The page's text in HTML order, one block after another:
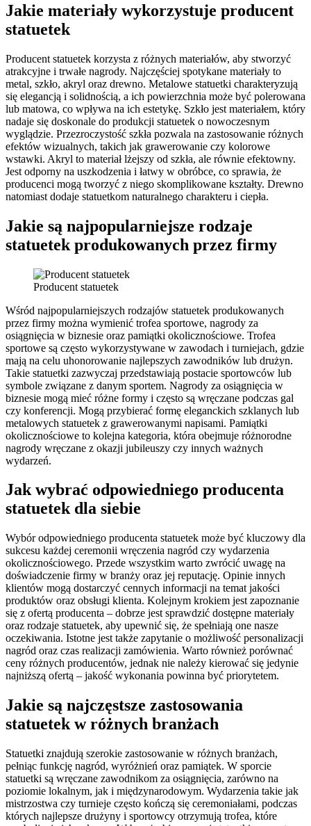
Jakie materiały wykorzystuje producent
statuetek
Producent statuetek korzysta z różnych materiałów, aby stworzyć
atrakcyjne i trwałe nagrody. Najczęściej spotykane materiały to
metal, szkło, akryl oraz drewno. Metalowe statuetki charakteryzują
się elegancją i solidnością, a ich powierzchnia może być polerowana
lub matowa, co wpływa na ich estetykę. Szkło jest materiałem, który
nadaje się doskonale do produkcji statuetek o nowoczesnym
wyglądzie. Przezroczystość szkła pozwala na zastosowanie różnych
efektów wizualnych, takich jak grawerowanie czy kolorowe
wstawki. Akryl to materiał lżejszy od szkła, ale równie efektowny.
Jest odporny na uszkodzenia i łatwy w obróbce, co sprawia, że
producenci mogą tworzyć z niego skomplikowane kształty. Drewno
natomiast dodaje statuetkom naturalnego charakteru i ciepła.
Jakie są najpopularniejsze rodzaje
statuetek produkowanych przez firmy
Producent statuetek
Wśród najpopularniejszych rodzajów statuetek produkowanych
przez firmy można wymienić trofea sportowe, nagrody za
osiągnięcia w biznesie oraz pamiątki okolicznościowe. Trofea
sportowe są często wykorzystywane w zawodach i turniejach, gdzie
mają na celu uhonorowanie najlepszych zawodników lub drużyn.
Takie statuetki zazwyczaj przedstawiają postacie sportowców lub
symbole związane z danym sportem. Nagrody za osiągnięcia w
biznesie mogą mieć różne formy i często są wręczane podczas gal
czy konferencji. Mogą przybierać formę eleganckich szklanych lub
metalowych statuetek z grawerowanymi napisami. Pamiątki
okolicznościowe to kolejna kategoria, która obejmuje różnorodne
nagrody wręczane z okazji jubileuszy czy innych ważnych
wydarzeń.
Jak wybrać odpowiedniego producenta
statuetek dla siebie
Wybór odpowiedniego producenta statuetek może być kluczowy dla
sukcesu każdej ceremonii wręczenia nagród czy wydarzenia
okolicznościowego. Przede wszystkim warto zwrócić uwagę na
doświadczenie firmy w branży oraz jej reputację. Opinie innych
klientów mogą dostarczyć cennych informacji na temat jakości
produktów oraz obsługi klienta. Kolejnym krokiem jest zapoznanie
się z ofertą producenta – dobrze jest sprawdzić dostępne materiały
oraz rodzaje statuetek, aby upewnić się, że spełniają one nasze
oczekiwania. Istotne jest także zapytanie o możliwość personalizacji
nagród oraz czas realizacji zamówienia. Warto również porównać
ceny różnych producentów, jednak nie należy kierować się jedynie
najniższą ofertą – jakość wykonania powinna być priorytetem.
Jakie są najczęstsze zastosowania
statuetek w różnych branżach
Statuetki znajdują szerokie zastosowanie w różnych branżach,
pełniąc funkcję nagród, wyróżnień oraz pamiątek. W sporcie
statuetki są wręczane zawodnikom za osiągnięcia, zarówno na
poziomie lokalnym, jak i międzynarodowym. Wydarzenia takie jak
mistrzostwa czy turnieje często kończą się ceremoniałami, podczas
których najlepsze drużyny i sportowcy otrzymują trofea, które